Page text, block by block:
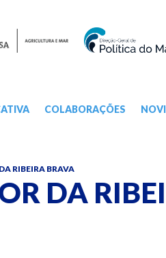
COLABORAÇÕES
RIBEIRA BRAVA
DA